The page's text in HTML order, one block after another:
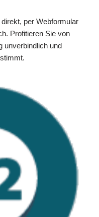
per Webformular
Profitieren Sie von
unverbindlich und